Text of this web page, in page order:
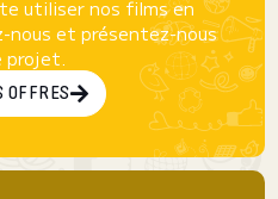
utiliser nos films en
nous et présentez-nous
OFFRES